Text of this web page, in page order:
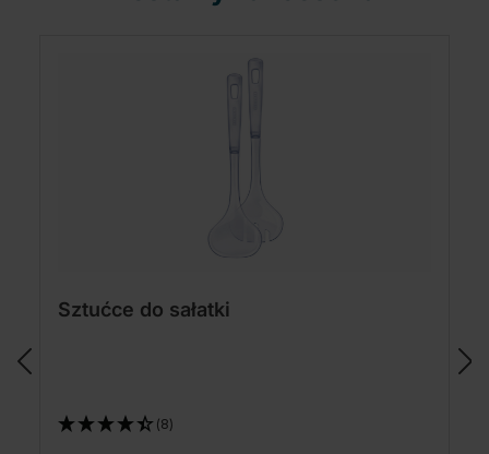
Sztućce do sałatki
(8)